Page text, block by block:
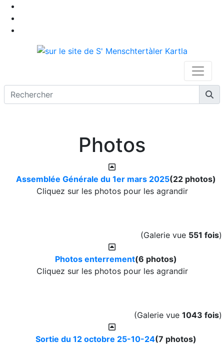
Photos
Assemblée Générale du 1er mars 2025(22 photos)
Cliquez sur les photos pour les agrandir
(Galerie vue 551 fois)
Photos enterrement(6 photos)
Cliquez sur les photos pour les agrandir
(Galerie vue 1043 fois)
Sortie du 12 octobre 25-10-24(7 photos)